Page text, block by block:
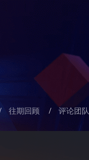
往期回顾 / 评论团队